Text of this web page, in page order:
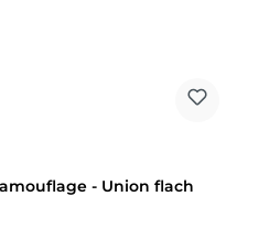
- Union flach